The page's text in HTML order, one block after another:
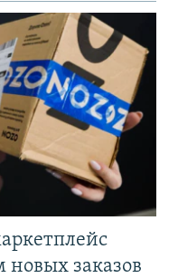
новых заказов